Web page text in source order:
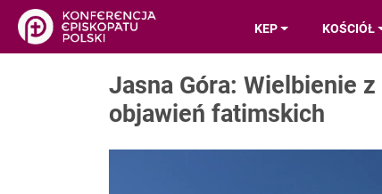
KEP KOŚCIÓŁ
Jasna Góra: Wielbienie
objawień fatimskich